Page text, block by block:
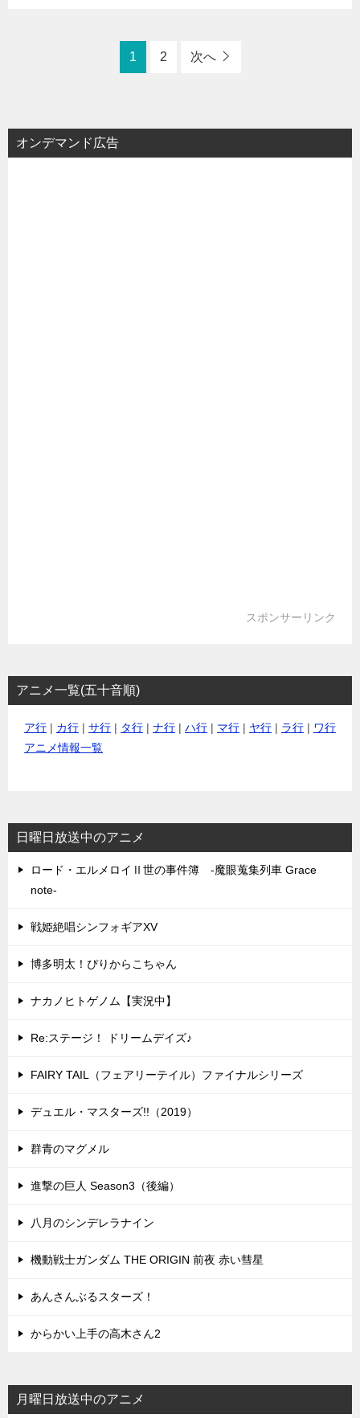
1 2 次へ
オンデマンド広告
スポンサーリンク
アニメ一覧(五十音順)
ア行 | カ行 | サ行 | タ行 | ナ行 | ハ行 | マ行 | ヤ行 | ラ行 | ワ行
アニメ情報一覧
日曜日放送中のアニメ
ロード・エルメロイⅡ世の事件簿 -魔眼蒐集列車 Grace
note-
戦姫絶唱シンフォギアXV
博多明太！ぴりからこちゃん
ナカノヒトゲノム【実況中】
Re:ステージ！ ドリームデイズ♪
FAIRY TAIL（フェアリーテイル）ファイナルシリーズ
デュエル・マスターズ!!（2019）
群青のマグメル
進撃の巨人 Season3（後編）
八月のシンデレラナイン
機動戦士ガンダム THE ORIGIN 前夜 赤い彗星
あんさんぶるスターズ！
からかい上手の高木さん2
月曜日放送中のアニメ